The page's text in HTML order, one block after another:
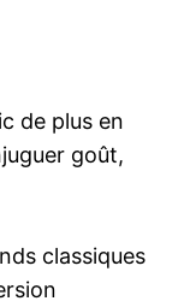
de plus en
goût,
classiques